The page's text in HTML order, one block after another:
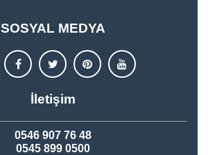
SOSYAL MEDYA
İletişim
0546 907 76 48
0545 899 0500